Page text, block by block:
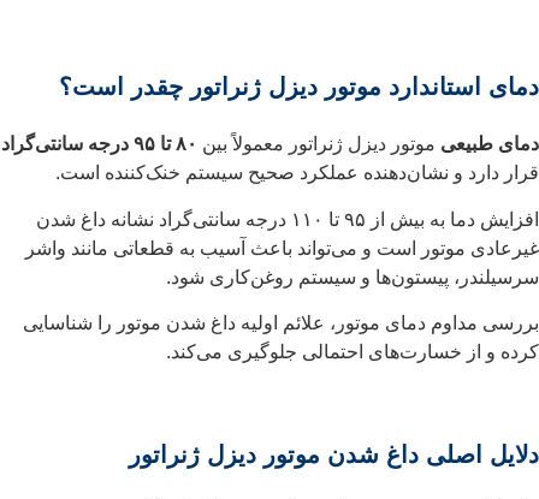
دمای استاندارد موتور دیزل ژنراتور چقدر است؟
دمای طبیعی موتور دیزل ژنراتور معمولاً بین ۸۰ تا ۹۵ درجه سانتی‌گراد
قرار دارد و نشان‌دهنده عملکرد صحیح سیستم خنک‌کننده است.
افزایش دما به بیش از ۹۵ تا ۱۱۰ درجه سانتی‌گراد نشانه داغ شدن
غیرعادی موتور است و می‌تواند باعث آسیب به قطعاتی مانند واشر
سرسیلندر، پیستون‌ها و سیستم روغن‌کاری شود.
بررسی مداوم دمای موتور، علائم اولیه داغ شدن موتور را شناسایی
کرده و از خسارت‌های احتمالی جلوگیری می‌کند.
دلایل اصلی داغ شدن موتور دیزل ژنراتور